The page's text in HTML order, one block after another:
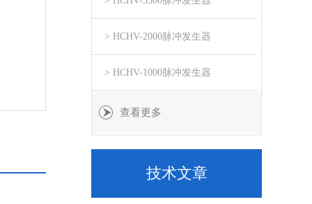
> HCHV-2000脉冲发生器
> HCHV-1000脉冲发生器
查看更多
技术文章